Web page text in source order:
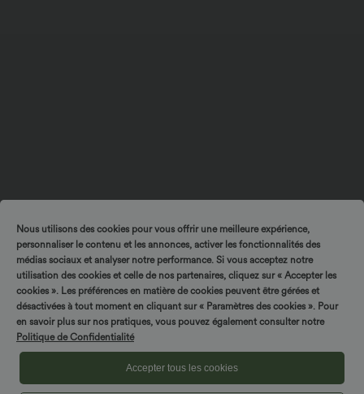
Nous utilisons des cookies pour vous offrir une meilleure expérience,
personnaliser le contenu et les annonces, activer les fonctionnalités des
médias sociaux et analyser notre performance. Si vous acceptez notre
utilisation des cookies et celle de nos partenaires, cliquez sur « Accepter les
cookies ». Les préférences en matière de cookies peuvent être gérées et
désactivées à tout moment en cliquant sur « Paramètres des cookies ». Pour
en savoir plus sur nos pratiques, vous pouvez également consulter notre
Politique de Confidentialité
Accepter tous les cookies